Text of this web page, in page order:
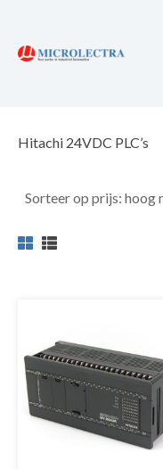
naar
Hitachi 24VDC PLC’s